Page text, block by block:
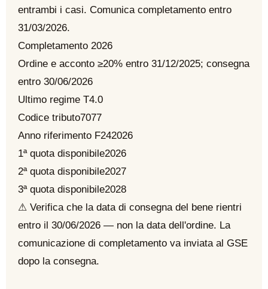
entrambi i casi. Comunica completamento entro
31/03/2026.
Completamento 2026
Ordine e acconto ≥20% entro 31/12/2025; consegna
entro 30/06/2026
Ultimo regime T4.0
Codice tributo7077
Anno riferimento F242026
1ª quota disponibile2026
2ª quota disponibile2027
3ª quota disponibile2028
⚠ Verifica che la data di consegna del bene rientri
entro il 30/06/2026 — non la data dell'ordine. La
comunicazione di completamento va inviata al GSE
dopo la consegna.